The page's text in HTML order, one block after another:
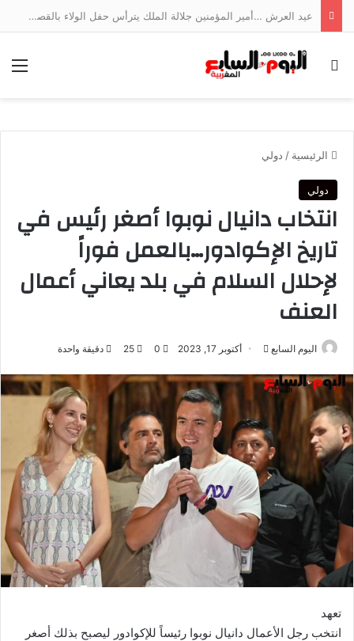
عيد العرش …أمير المؤمنين جلالة الملك يترأس حفل الولاء بالقصر الملكي بتطوان
بحث عن
الرئيسية / دولي
دولي
انتخاب دانيال نوبوا أصغر رئيس في
تاريخ الإكوادور…بالعمل فوراً
لإحلال السلام في بلد يعاني أعمال
العنف
اليوم السابع
أرسل
إلكترونيا
أكتوبر 17, 2023 0
25 دقيقة واحدة
تعهد
انتخب رجل الأعمال دانيال نوبوا رئيساً للإكوادور ليصبح بذلك أصغر